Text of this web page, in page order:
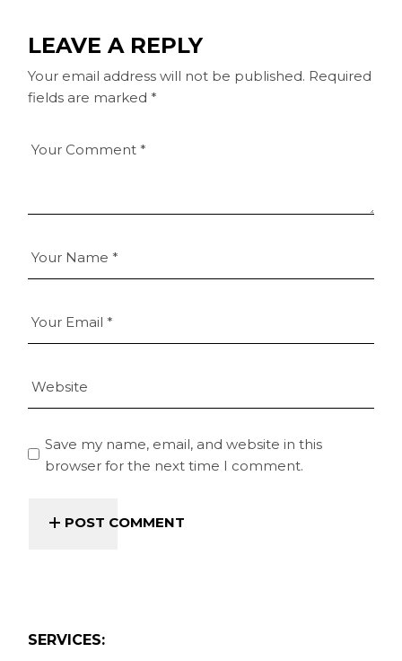
LEAVE A REPLY
Your email address will not be published. Required
fields are marked *
Save my name, email, and website in this
browser for the next time I comment.
POST COMMENT
SERVICES: